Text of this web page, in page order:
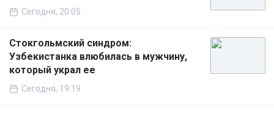
Сегодня, 20:05
Стокгольмский синдром:
Узбекистанка влюбилась в мужчину,
который украл ее
Сегодня, 19:19